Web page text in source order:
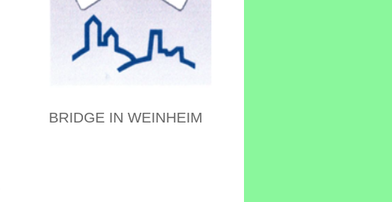
BRIDGE IN WEINHEIM